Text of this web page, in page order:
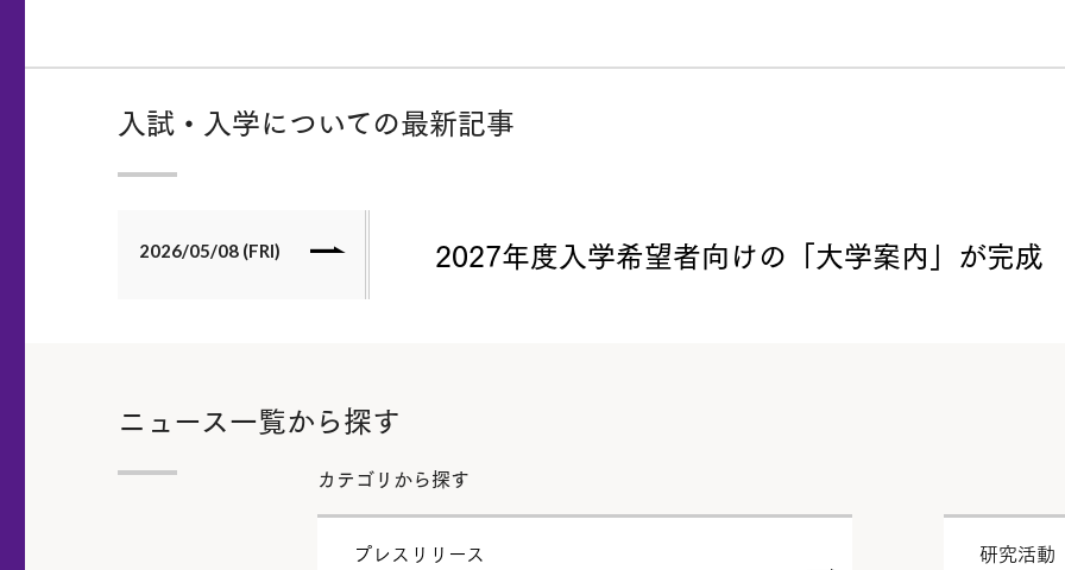
入試・入学についての最新記事
2026/05/08 (FRI) 2027年度入学希望者向けの「大学案内」が完成
ニュース一覧から探す
カテゴリから探す
プレスリリース 研究活動